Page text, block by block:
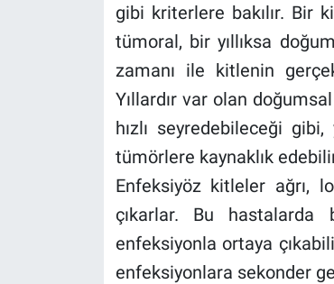
gibi kriterlere bakılır. Bir
tümoral, bir yıllıksa
zamanı ile kitlenin
Yıllardır var olan
hızlı seyredebileceği
tümörlere kaynaklık
Enfeksiyöz kitleler ağrı,
çıkarlar. Bu hastalarda
enfeksiyonla ortaya
enfeksiyonlara sekonder